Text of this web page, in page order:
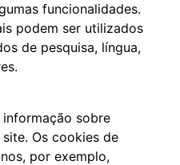
funcionalidades.
podem ser utilizados
de pesquisa, língua,
sobre
Os cookies de
por exemplo,